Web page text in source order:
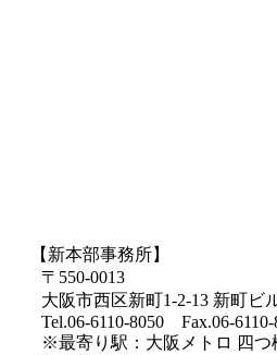
【新本部事務所】
〒550-0013
大阪市西区新町1-2-13 新町ビ
Tel.06-6110-8050 Fax.06-6110-
※最寄り駅：大阪メトロ 四つ